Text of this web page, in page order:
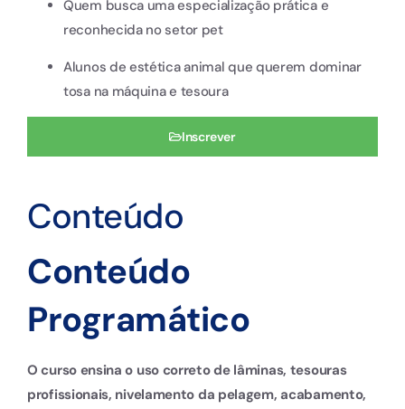
Quem busca uma especialização prática e
reconhecida no setor pet
Alunos de estética animal que querem dominar
tosa na máquina e tesoura
Inscrever
Conteúdo
Conteúdo
Programático
O curso ensina o uso correto de lâminas, tesouras
profissionais, nivelamento da pelagem, acabamento,